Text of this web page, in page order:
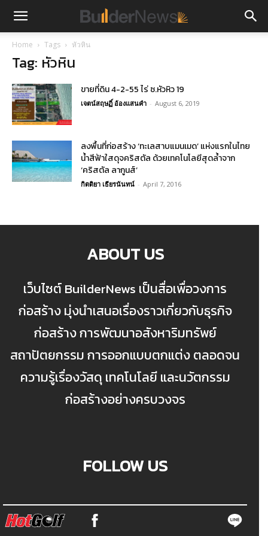
Home Tags หัวหิน
Tag: หัวหิน
ขายที่ดิน 4-2-55 ไร่ ซ.หัวหิว 19
เจตน์สฤษฏิ์ อ้องแสนคำ - August 6, 2019
ลงพื้นที่ก่อสร้าง ‘ทะเลสาบแมนเมด’ แห่งแรกในไทย
น้ำสีฟ้าใสดุจคริสตัล ด้วยเทคโนโลยีสุดล้ำจาก
‘คริสตัล ลากูนส์’
กิตติยา เธียรนันทน์ - April 7, 2016
ABOUT US
เว็บไซต์ BuilderNews เป็นสื่อเพื่อวงการ
ก่อสร้าง มุ่งนำเสนอเรื่องราวเกี่ยวกับธุรกิจ
ก่อสร้าง การพัฒนาอสังหาริมทรัพย์
สถาปัตยกรรม การออกแบบตกแต่ง ตลอดจน
ความรู้เรื่องวัสดุ เทคโนโลยี และนวัตกรรม
ก่อสร้างอย่างครบวงจร
FOLLOW US